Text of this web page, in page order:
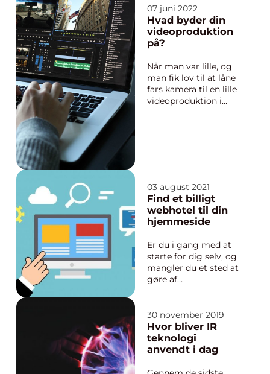
Denne teknologi lover
ikke kun hastigheder,
der suser forbi
traditionel bredbånd,
robusthed, der sikrer
bruger...
07 juni 2022
Hvad byder din
videoproduktion
på?
Når man var lille, og
man fik lov til at låne
fars kamera til en lille
videoproduktion i
...
03 august 2021
Find et billigt
webhotel til din
hjemmeside
Er du i gang med at
starte for dig selv, og
mangler du et sted at
gøre af
webshop? Så bør du
overveje at leje dig
ind på et af de mange
webhoteller i
vælge et webhotel?
30 november 2019
Hvor bliver IR
teknologi
anvendt i dag